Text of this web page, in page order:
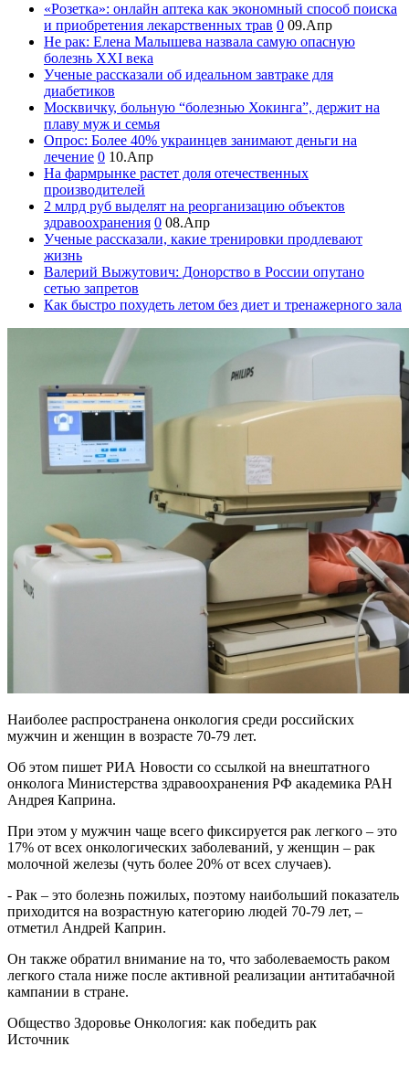
«Розетка»: онлайн аптека как экономный способ поиска
и приобретения лекарственных трав 0 09.Апр
Не рак: Елена Малышева назвала самую опасную
болезнь XXI века
Ученые рассказали об идеальном завтраке для
диабетиков
Москвичку, больную “болезнью Хокинга”, держит на
плаву муж и семья
Опрос: Более 40% украинцев занимают деньги на
лечение 0 10.Апр
На фармрынке растет доля отечественных
производителей
2 млрд руб выделят на реорганизацию объектов
здравоохранения 0 08.Апр
Ученые рассказали, какие тренировки продлевают
жизнь
Валерий Выжутович: Донорство в России опутано
сетью запретов
Как быстро похудеть летом без диет и тренажерного зала
Наиболее распространена онкология среди российских
мужчин и женщин в возрасте 70-79 лет.
Об этом пишет РИА Новости со ссылкой на внештатного
онколога Министерства здравоохранения РФ академика РАН
Андрея Каприна.
При этом у мужчин чаще всего фиксируется рак легкого – это
17% от всех онкологических заболеваний, у женщин – рак
молочной железы (чуть более 20% от всех случаев).
- Рак – это болезнь пожилых, поэтому наибольший показатель
приходится на возрастную категорию людей 70-79 лет, –
отметил Андрей Каприн.
Он также обратил внимание на то, что заболеваемость раком
легкого стала ниже после активной реализации антитабачной
кампании в стране.
Общество Здоровье Онкология: как победить рак
Источник